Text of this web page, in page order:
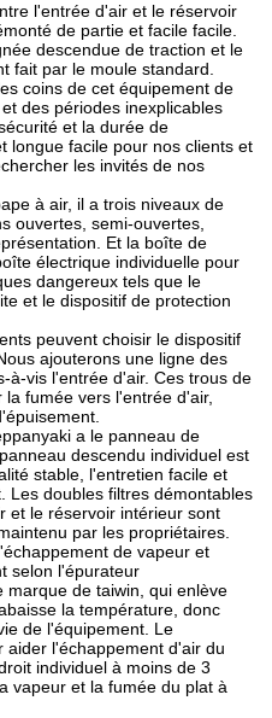
l'entrée d'air et le réservoir
de partie et facile facile.
descendue de traction et le
fait par le moule standard.
coins de cet équipement de
des périodes inexplicables
et la durée de
longue facile pour nos clients et
les invités de nos
à air, il a trois niveaux de
ouvertes, semi-ouvertes,
Et la boîte de
électrique individuelle pour
dangereux tels que le
et le dispositif de protection
peuvent choisir le dispositif
ajouterons une ligne des
à-vis l'entrée d'air. Ces trous de
fumée vers l'entrée d'air,
a le panneau de
descendu individuel est
stable, l'entretien facile et
Les doubles filtres démontables
et le réservoir intérieur sont
par les propriétaires.
de vapeur et
selon l'épurateur
de taiwin, qui enlève
la température, donc
de l'équipement. Le
aider l'échappement d'air du
individuel à moins de 3
vapeur et la fumée du plat à